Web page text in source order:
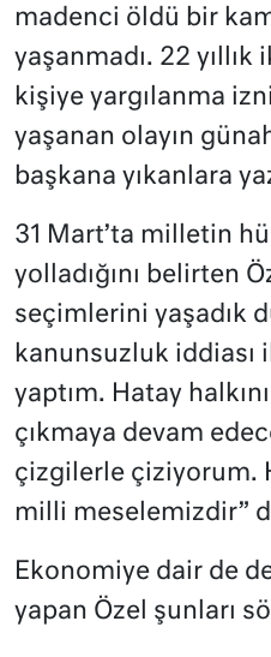
madenci öldü bir
yaşanmadı. 22
kişiye yargılanma
yaşanan olayın
başkana yıkanlara
31 Mart’ta milletin
yolladığını belirten
seçimlerini yaşadık
kanunsuzluk iddiası
yaptım. Hatay
çıkmaya devam
çizgilerle çiziyorum.
milli meselemizdir”
Ekonomiye dair de
yapan Özel şunları